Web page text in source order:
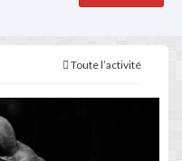
Toute l’activité